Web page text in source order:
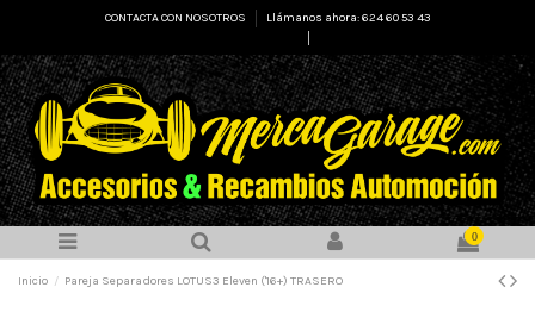
CONTACTA CON NOSOTROS
Llámanos ahora: 624 60 53 43
0
Inicio Pareja Separadores LOTUS3 Eleven ('16+) TRASERO